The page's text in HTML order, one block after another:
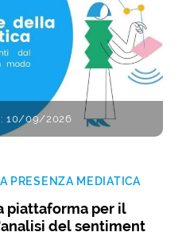
10/09/2026
PRESENZA MEDIATICA
piattaforma per il
del sentiment